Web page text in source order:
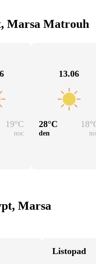
Marsa Matrouh
19°C
noc
13.06
28°C 18°C
den noc
Marsa
Listopad